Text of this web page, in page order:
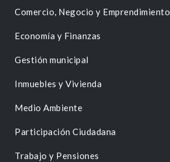
Comercio, Negocio y Emprendimiento
Economía y Finanzas
Gestión municipal
Inmuebles y Vivienda
Medio Ambiente
Participación Ciudadana
Trabajo y Pensiones